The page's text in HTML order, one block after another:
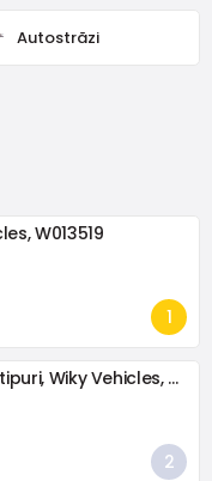
Autostrăzi
W013519
Motocicletă off-road 19 cm, diverse tipuri, Wiky Vehicles, W110965